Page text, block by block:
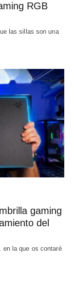
RGB
las sillas son una
gaming
del
en la que os contaré